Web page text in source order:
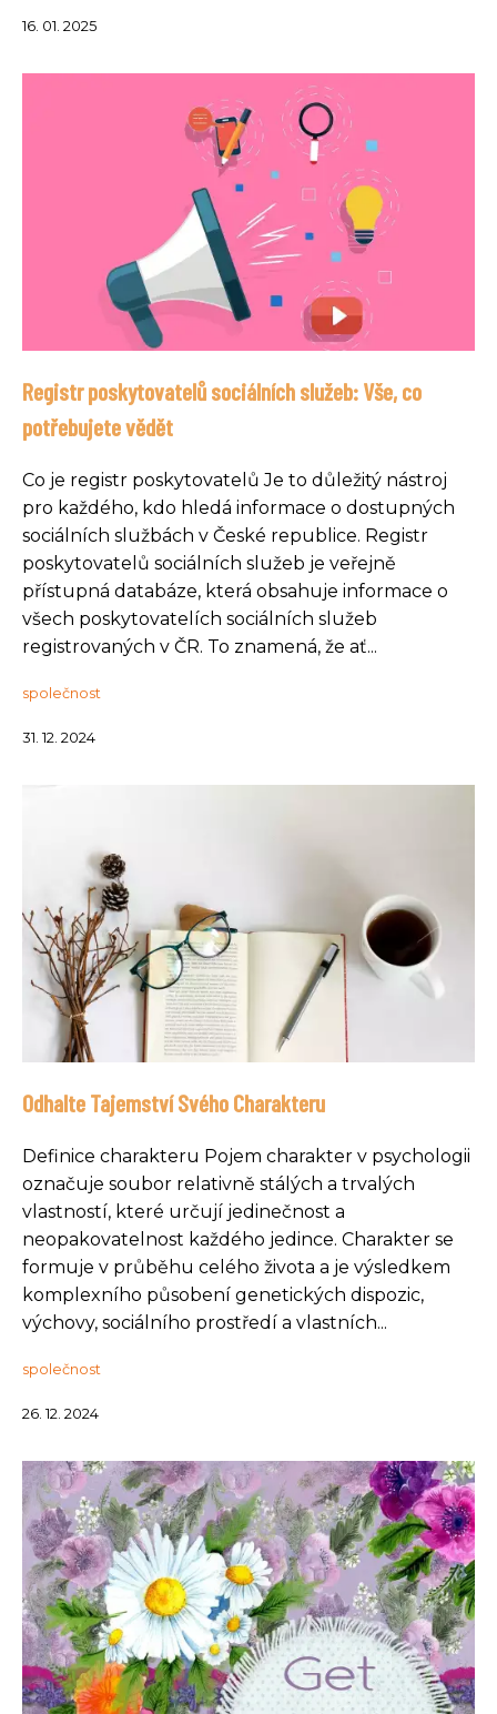
16. 01. 2025
Registr poskytovatelů sociálních služeb: Vše, co
potřebujete vědět
Co je registr poskytovatelů Je to důležitý nástroj
pro každého, kdo hledá informace o dostupných
sociálních službách v České republice. Registr
poskytovatelů sociálních služeb je veřejně
přístupná databáze, která obsahuje informace o
všech poskytovatelích sociálních služeb
registrovaných v ČR. To znamená, že ať...
společnost
31. 12. 2024
Odhalte Tajemství Svého Charakteru
Definice charakteru Pojem charakter v psychologii
označuje soubor relativně stálých a trvalých
vlastností, které určují jedinečnost a
neopakovatelnost každého jedince. Charakter se
formuje v průběhu celého života a je výsledkem
komplexního působení genetických dispozic,
výchovy, sociálního prostředí a vlastních...
společnost
26. 12. 2024